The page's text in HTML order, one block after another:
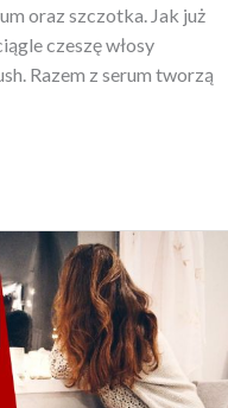
oraz szczotka. Jak już
czeszę włosy
Razem z serum tworzą